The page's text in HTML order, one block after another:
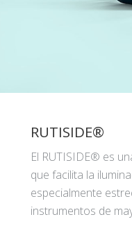
RUTISIDE®
El RUTISIDE® es
que facilita la
especialmente
instrumentos de